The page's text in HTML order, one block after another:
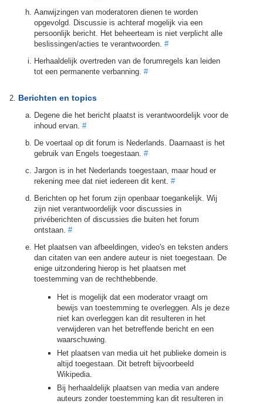
Aanwijzingen van moderatoren dienen te worden
opgevolgd. Discussie is achteraf mogelijk via een
persoonlijk bericht. Het beheerteam is niet verplicht alle
beslissingen/acties te verantwoorden. #
Herhaaldelijk overtreden van de forumregels kan leiden
tot een permanente verbanning. #
Berichten en topics
Degene die het bericht plaatst is verantwoordelijk voor de
inhoud ervan. #
De voertaal op dit forum is Nederlands. Daarnaast is het
gebruik van Engels toegestaan. #
Jargon is in het Nederlands toegestaan, maar houd er
rekening mee dat niet iedereen dit kent. #
Berichten op het forum zijn openbaar toegankelijk. Wij
zijn niet verantwoordelijk voor discussies in
privéberichten of discussies die buiten het forum
ontstaan. #
Het plaatsen van afbeeldingen, video's en teksten anders
dan citaten van een andere auteur is niet toegestaan. De
enige uitzondering hierop is het plaatsen met
toestemming van de rechthebbende.
Het is mogelijk dat een moderator vraagt om
bewijs van toestemming te overleggen. Als je deze
niet kan overleggen kan dit resulteren in het
verwijderen van het betreffende bericht en een
waarschuwing.
Het plaatsen van media uit het publieke domein is
altijd toegestaan. Dit betreft bijvoorbeeld
Wikipedia.
Bij herhaaldelijk plaatsen van media van andere
auteurs zonder toestemming kan dit resulteren in